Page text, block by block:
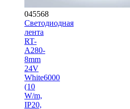
045568
Светодиодная
лента
RT-
A280-
8mm
24V
White6000
(10
W/m,
IP20,